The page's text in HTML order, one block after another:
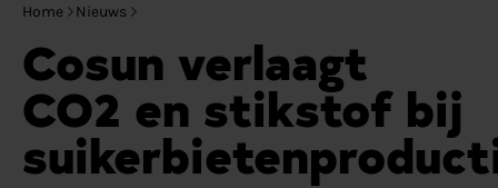
Home Nieuws
Cosun verlaagt
CO2 en stikstof bij